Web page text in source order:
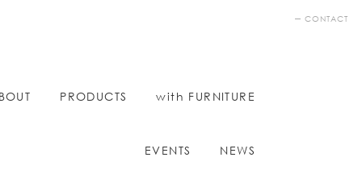
CONTACT
PRODUCTS with FURNITURE
EVENTS NEWS